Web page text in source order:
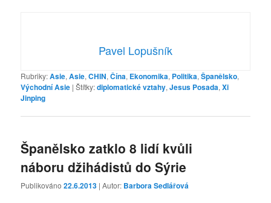
Pavel Lopušník
Rubriky:Asie,Asie,CHIN,Čína, Ekonomika, Politika,Španělsko,
Východní Asie |Štítky:diplomatické vztahy,Jesus Posada,Xi
Jinping
Španělsko zatklo 8 lidí kvůli
náboru džihádistů do Sýrie
Publikováno22.6.2013 | Autor: Barbora Sedlářová